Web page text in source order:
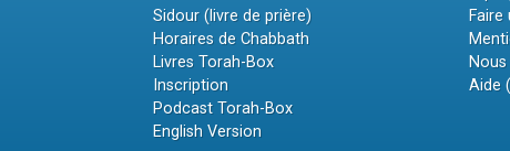
Sidour (livre de prière)
Horaires de Chabbath
Livres Torah-Box
Inscription
Podcast Torah-Box
English Version
Faire
Aide